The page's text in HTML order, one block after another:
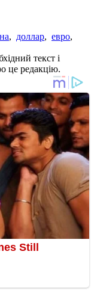
, доллар, евро,
текст і
це редакцію.